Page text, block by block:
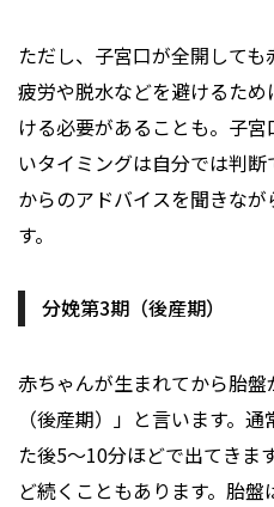
ただし、子宮口が全開しても
疲労や脱水などを避けるた
ける必要があることも。子
いタイミングは自分では判
からのアドバイスを聞きな
す。
分娩第3期（後産期）
赤ちゃんが生まれてから胎
（後産期）」と言います。
た後5～10分ほどで出てきま
ど続くこともあります。胎